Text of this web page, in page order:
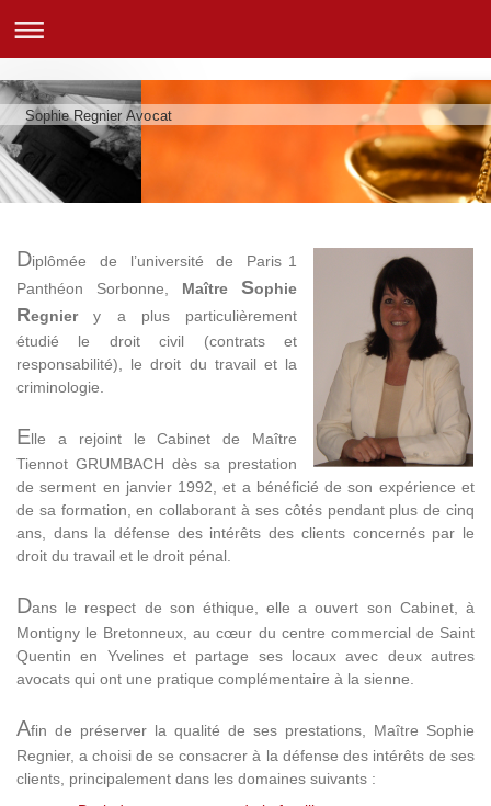
Sophie Regnier Avocat
Diplômée de l’université de Paris 1
Panthéon Sorbonne, Maître Sophie
Regniery a plus particulièrement
étudié le droit civil (contrats et
responsabilité), le droit du travail et la
criminologie.
Elle a rejoint le Cabinet de Maître
Tiennot GRUMBACH dès sa prestation
de serment en janvier 1992, et a bénéficié de son expérience et
de sa formation, en collaborant à ses côtés pendant plus de cinq
ans, dans la défense des intérêts des clients concernés par le
droit du travail et le droit pénal.
Dans le respect de son éthique, elle a ouvert son Cabinet, à
Montigny le Bretonneux, au cœur du centre commercial de Saint
Quentin en Yvelines et partage ses locaux avec deux autres
avocats qui ont une pratique complémentaire à la sienne.
Afin de préserver la qualité de ses prestations, Maître Sophie
Regnier, a choisi de se consacrer à la défense des intérêts de ses
clients, principalement dans les domaines suivants :